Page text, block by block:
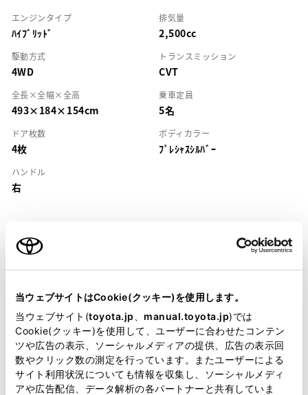
当ウェブサイトはCookie(クッキー)を使用します。
当ウェブサイト(toyota.jp manual.toyota.jp)では
Cookie(クッキー)を使用して、ユーザーに合わせたコンテン
ツや広告の表示、ソーシャルメディアの提供、広告の表示回
数やクリック数の測定を行っています。またユーザーによる
サイト利用状況についても情報を収集し、ソーシャルメディ
アや広告配信、データ解析の各パートナーと共有していま
エンジンタイプ
ﾊｲﾌﾞﾘｯﾄﾞ
排気量
2,500cc
駆動方式
4WD
トランスミッション
CVT
全長×全幅×全高
493×184×154cm
乗車定員
5名
ドア枚数
4枚
ボディカラー
ﾌﾟﾚｼｬｽｼﾙﾊﾞｰ
ハンドル
右
装備・仕様
装備説明/用語解説
基本装備